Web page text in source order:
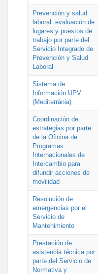
Prevención y salud
laboral: evaluación de
lugares y puestos de
trabajo por parte del
Servicio Integrado de
Prevención y Salud
Laboral
Sistema de
Información UPV
(Mediterrània)
Coordinación de
estrategias por parte
de la Oficina de
Programas
Internacionales de
Intercambio para
difundir acciones de
movilidad
Resolución de
emergencias por el
Servicio de
Mantenimiento
Prestación de
asistencia técnica por
parte del Servicio de
Normativa y